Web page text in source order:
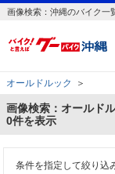
画像検索：沖縄のバイク一
オールドルック ＞
画像検索：オールド
0件を表示
条件を指定して絞り込